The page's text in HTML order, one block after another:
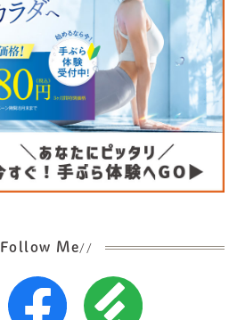
Follow Me//